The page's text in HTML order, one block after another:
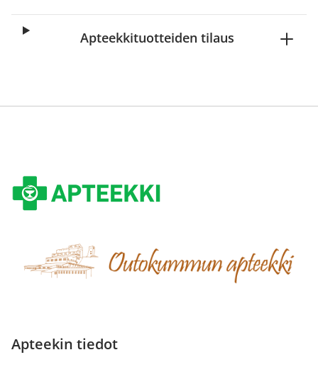
Apteekkituotteiden tilaus
Apteekin tiedot